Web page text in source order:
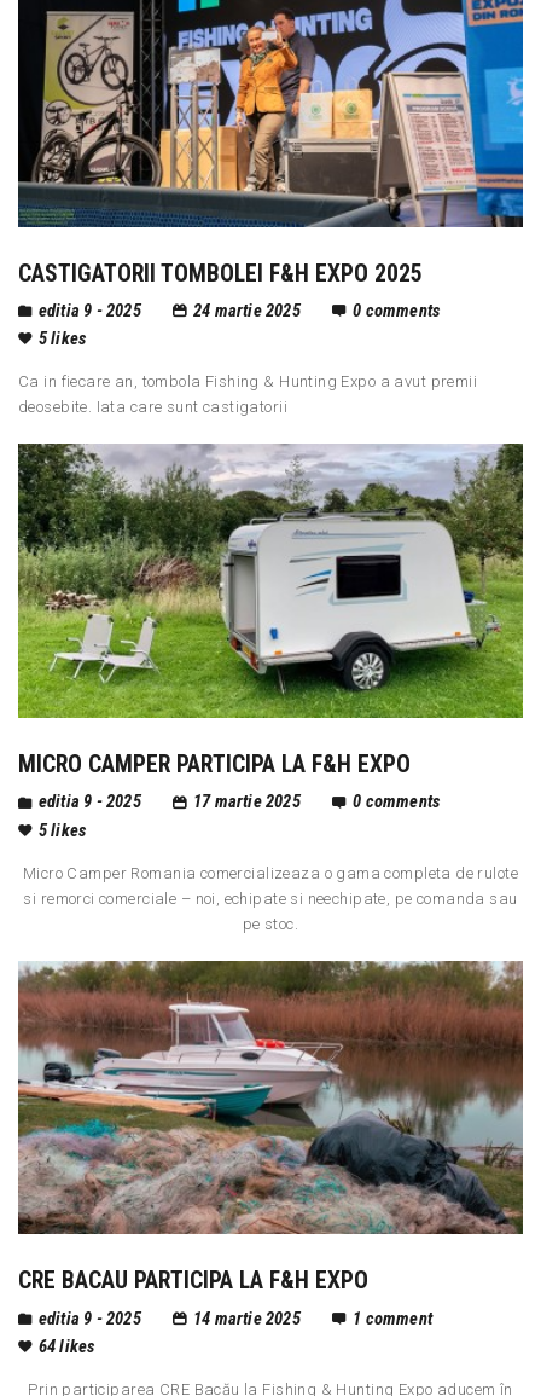
CASTIGATORII TOMBOLEI F&H EXPO 2025
editia 9 - 2025 24 martie 2025 0 comments
5likes
Ca in fiecare an, tombola Fishing & Hunting Expo a avut premii
deosebite. Iata care sunt castigatorii
MICRO CAMPER PARTICIPA LA F&H EXPO
editia 9 - 2025 17 martie 2025 0 comments
5likes
Micro Camper Romania comercializeaza o gama completa de rulote
si remorci comerciale – noi, echipate si neechipate, pe comanda sau
pe stoc.
CRE BACAU PARTICIPA LA F&H EXPO
editia 9 - 2025 14 martie 2025 1 comment
64likes
Prin participarea CRE Bacău la Fishing & Hunting Expo aducem în